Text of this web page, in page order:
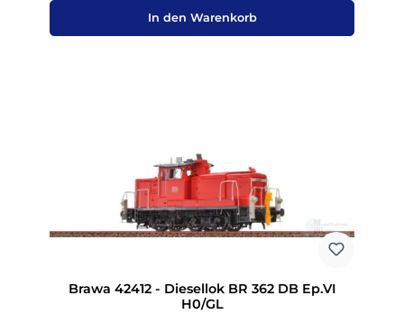
In den Warenkorb
Brawa 42412 - Diesellok BR 362 DB Ep.VI
H0/GL